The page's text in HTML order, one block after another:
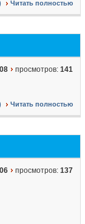
Читать полностью
просмотров: 141
Читать полностью
просмотров: 137